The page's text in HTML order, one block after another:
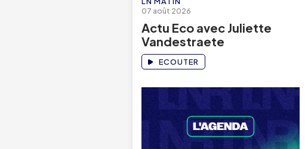
07 août 2026
Actu Eco avec Juliette
Vandestraete
ECOUTER